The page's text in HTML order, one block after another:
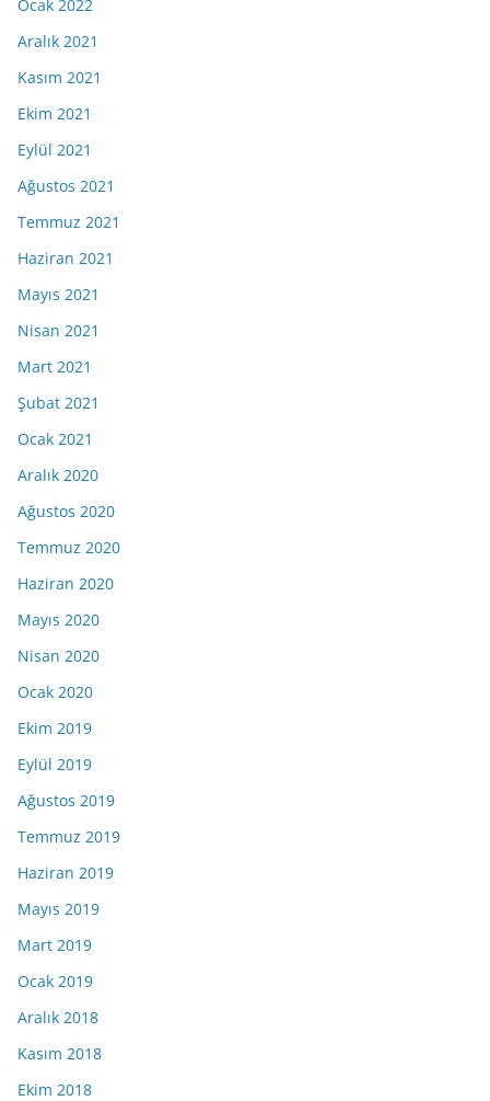
Ocak 2022
Aralık 2021
Kasım 2021
Ekim 2021
Eylül 2021
Ağustos 2021
Temmuz 2021
Haziran 2021
Mayıs 2021
Nisan 2021
Mart 2021
Şubat 2021
Ocak 2021
Aralık 2020
Ağustos 2020
Temmuz 2020
Haziran 2020
Mayıs 2020
Nisan 2020
Ocak 2020
Ekim 2019
Eylül 2019
Ağustos 2019
Temmuz 2019
Haziran 2019
Mayıs 2019
Mart 2019
Ocak 2019
Aralık 2018
Kasım 2018
Ekim 2018